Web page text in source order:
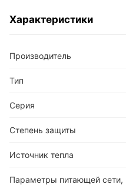
Характеристики
Производитель
Тип
Серия
Степень защиты
Источник тепла
Параметры питающей сети,